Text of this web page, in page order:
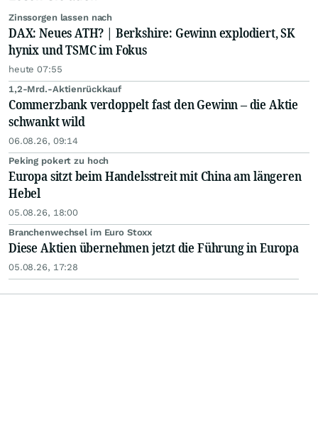
Zinssorgen lassen nach
DAX: Neues ATH? | Berkshire: Gewinn explodiert, SK
hynix und TSMC im Fokus
heute 07:55
1,2-Mrd.-Aktienrückkauf
Commerzbank verdoppelt fast den Gewinn – die Aktie
schwankt wild
06.08.26, 09:14
Peking pokert zu hoch
Europa sitzt beim Handelsstreit mit China am längeren
Hebel
05.08.26, 18:00
Branchenwechsel im Euro Stoxx
Diese Aktien übernehmen jetzt die Führung in Europa
05.08.26, 17:28